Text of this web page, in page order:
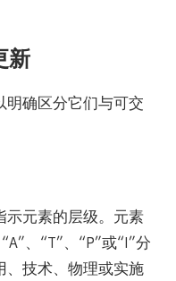
新
明确区分它们与可交
示元素的层级。元素
、“T”、“P”或“I”分
、技术、物理或实施